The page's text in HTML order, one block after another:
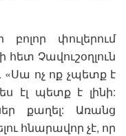
փուլերում
Չավուշօղլուն
«Սա ոչ ոք չպետք է
էլ պետք է լինի:
քաղել: Առանց
հնարավոր չէ, որ